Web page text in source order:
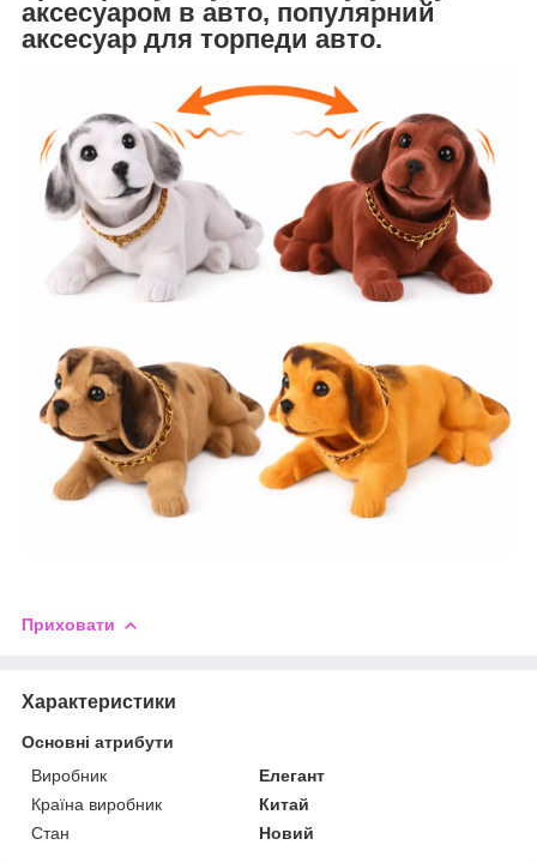
аксесуаром в авто, популярний
аксесуар для торпеди авто.
Приховати
Характеристики
Основні атрибути
Виробник
Елегант
Країна виробник
Китай
Стан
Новий